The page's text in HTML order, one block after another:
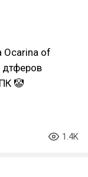
Ocarina of
дтферов
🤡
1.4K